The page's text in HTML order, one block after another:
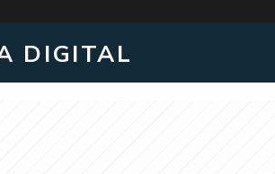
DIGITAL